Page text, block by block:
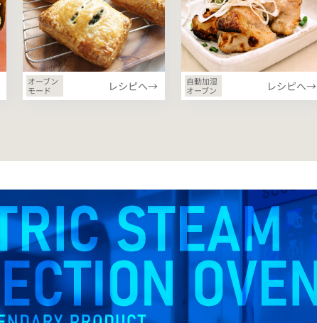
オーブン
モード
レシピへ→
自動加湿
オーブン
レシピへ→